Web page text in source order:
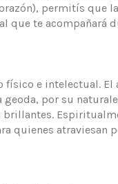
permitís que
que te acompañará
e intelectual. El
por su
quienes atraviesan